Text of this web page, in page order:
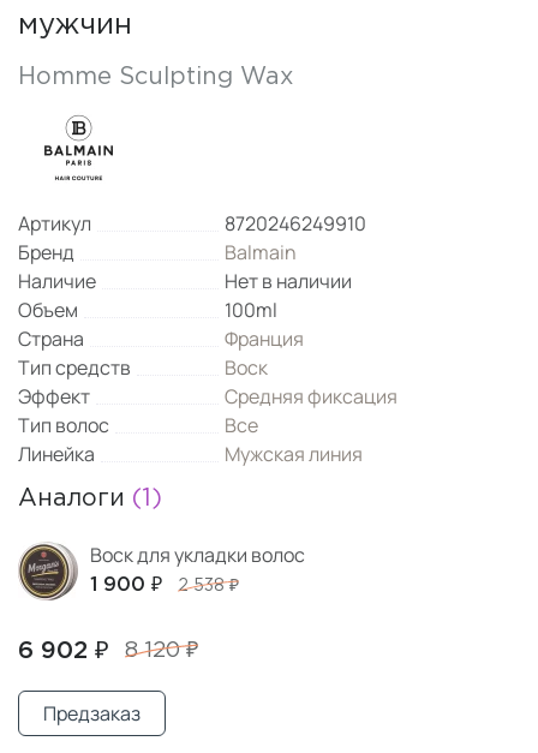
мужчин
Homme Sculpting Wax
Артикул
8720246249910
Бренд
Balmain
Наличие
Нет в наличии
Объем
100ml
Страна
Франция
Тип средств
Воск
Эффект
Средняя фиксация
Тип волос
Все
Линейка
Мужская линия
Аналоги (1)
Воск для укладки волос
1 900 ₽ 2 538 ₽
6 902 ₽ 8 120 ₽
Предзаказ